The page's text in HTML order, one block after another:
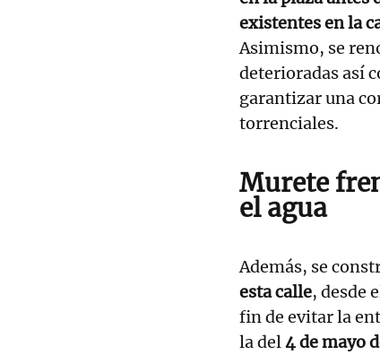
existentes en la
Asimismo, se
deterioradas así
garantizar una
torrenciales.
Murete
el agua
Además, se
esta calle, desde
fin de evitar la
la del4 de mayo